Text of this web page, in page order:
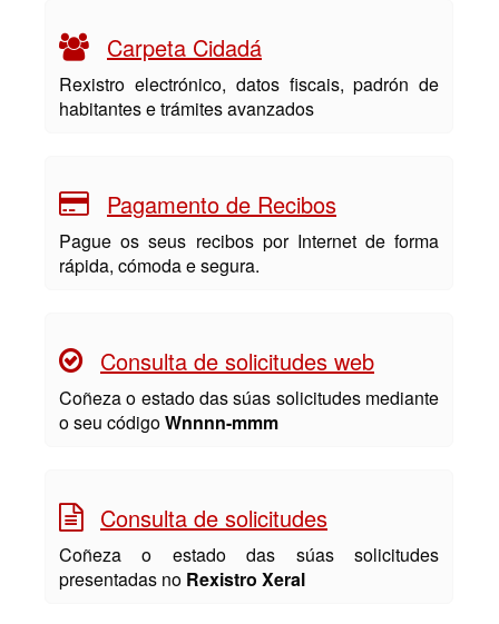
Carpeta Cidadá
Rexistro electrónico, datos fiscais, padrón de
habitantes e trámites avanzados
Pagamento de Recibos
Pague os seus recibos por Internet de forma
rápida, cómoda e segura.
Consulta de solicitudes web
Coñeza o estado das súas solicitudes mediante
o seu códigoWnnnn-mmm
Consulta de solicitudes
Coñeza o estado das súas solicitudes
presentadas no Rexistro Xeral